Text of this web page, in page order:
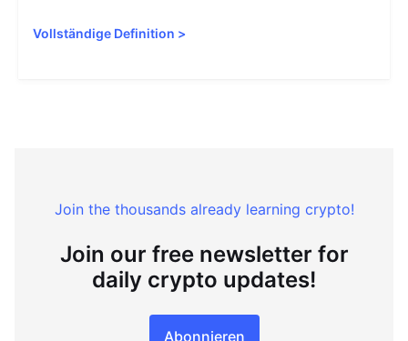
Vollständige Definition >
Join the thousands already learning crypto!
Join our free newsletter for
daily crypto updates!
Abonnieren